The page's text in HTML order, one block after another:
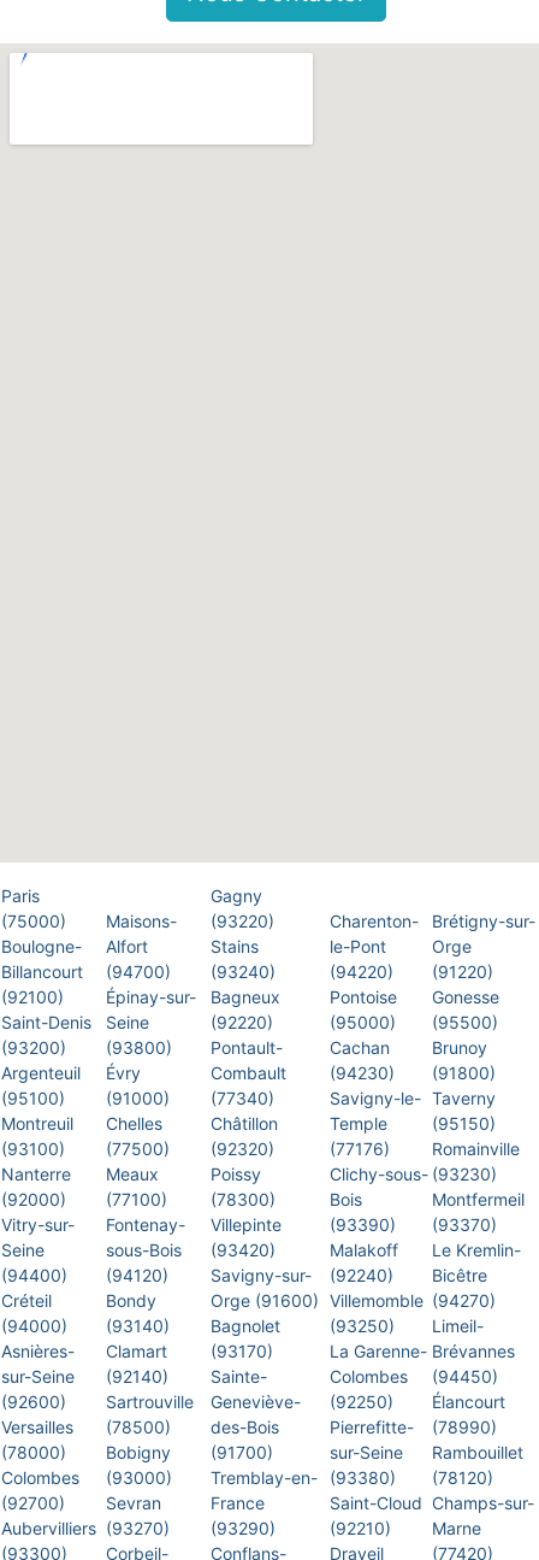
Paris
(75000)
Boulogne-
Billancourt
(92100)
Saint-Denis
(93200)
Argenteuil
(95100)
Montreuil
(93100)
Nanterre
(92000)
Vitry-sur-
Seine
(94400)
Créteil
(94000)
Asnières-
sur-Seine
(92600)
Versailles
(78000)
Colombes
(92700)
Aubervilliers
(93300)
Maisons-
Alfort
(94700)
Épinay-sur-
Seine
(93800)
Évry
(91000)
Chelles
(77500)
Meaux
(77100)
Fontenay-
sous-Bois
(94120)
Bondy
(93140)
Clamart
(92140)
Sartrouville
(78500)
Bobigny
(93000)
Sevran
(93270)
Corbeil-
Gagny
(93220)
Stains
(93240)
Bagneux
(92220)
Pontault-
Combault
(77340)
Châtillon
(92320)
Poissy
(78300)
Villepinte
(93420)
Savigny-sur-
Orge (91600)
Bagnolet
(93170)
Sainte-
Geneviève-
des-Bois
(91700)
Tremblay-en-
France
(93290)
Conflans-
Charenton-
le-Pont
(94220)
Pontoise
(95000)
Cachan
(94230)
Savigny-le-
Temple
(77176)
Clichy-sous-
Bois
(93390)
Malakoff
(92240)
Villemomble
(93250)
La Garenne-
Colombes
(92250)
Pierrefitte-
sur-Seine
(93380)
Saint-Cloud
(92210)
Draveil
Brétigny-sur-
Orge
(91220)
Gonesse
(95500)
Brunoy
(91800)
Taverny
(95150)
Romainville
(93230)
Montfermeil
(93370)
Le Kremlin-
Bicêtre
(94270)
Limeil-
Brévannes
(94450)
Élancourt
(78990)
Rambouillet
(78120)
Champs-sur-
Marne
(77420)